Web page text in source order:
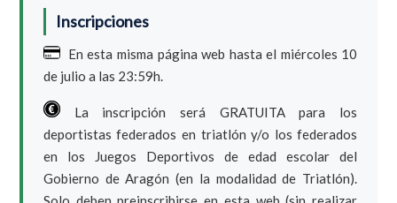
Inscripciones
En esta misma página web hasta el miércoles 10
de julio a las 23:59h.
La inscripción será GRATUITA para los
deportistas federados en triatlón y/o los federados
en los Juegos Deportivos de edad escolar del
Gobierno de Aragón (en la modalidad de Triatlón).